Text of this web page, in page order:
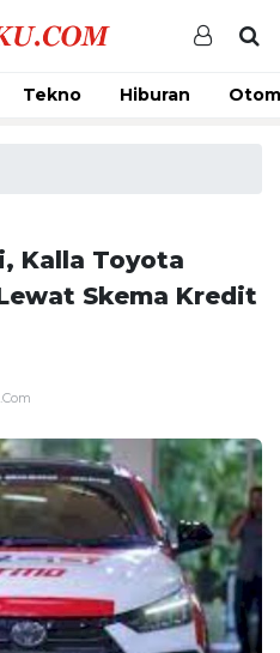
Tekno Hiburan
Kalla Toyota
Skema Kredit